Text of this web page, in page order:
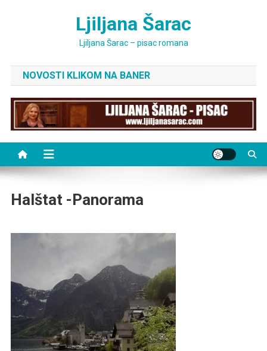
Ljiljana Šarac
Ljiljana Šarac – pisac romana
NOVOSTI KLIKOM NA BANER
Halštat -panorama